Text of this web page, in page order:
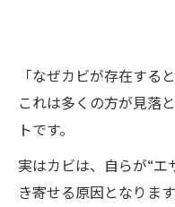
「なぜカビが存在する
これは多くの方が見落
トです。
実はカビは、自らが“
き寄せる原因となりま